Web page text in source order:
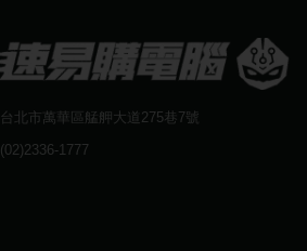
台北市萬華區艋舺大道275巷7號
(02)2336-1777